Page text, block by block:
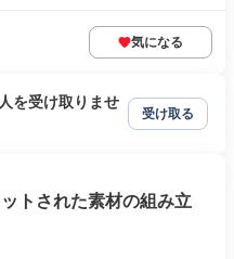
気になる
を受け取りませ
受け取る
トされた素材の組み立